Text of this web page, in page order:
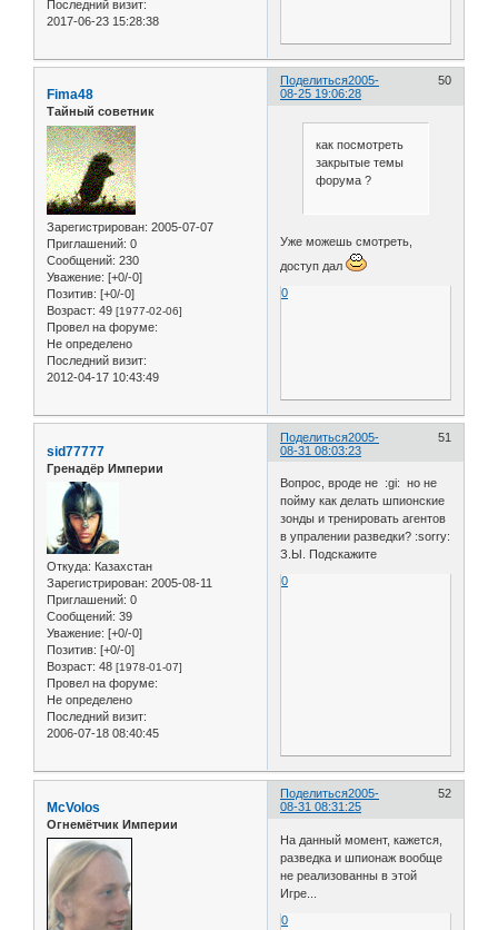
Последний визит:
2017-06-23 15:28:38
Поделиться 50
2005-
08-25 19:06:28
Fima48
Тайный советник
Зарегистрирован: 2005-07-07
Приглашений: 0
Сообщений: 230
Уважение: [+0/-0]
Позитив: [+0/-0]
Возраст: 49 [1977-02-06]
Провел на форуме:
Не определено
Последний визит:
2012-04-17 10:43:49
как посмотреть
закрытые темы
форума ?
Уже можешь смотреть,
доступ дал
0
Поделиться 51
2005-
08-31 08:03:23
sid77777
Гренадёр Империи
Откуда: Казахстан
Зарегистрирован: 2005-08-11
Приглашений: 0
Сообщений: 39
Уважение: [+0/-0]
Позитив: [+0/-0]
Возраст: 48 [1978-01-07]
Провел на форуме:
Не определено
Последний визит:
2006-07-18 08:40:45
Вопрос, вроде не :gi: но не
пойму как делать шпионские
зонды и тренировать агентов
в упралении разведки? :sorry:
З.Ы. Подскажите
0
Поделиться 52
2005-
08-31 08:31:25
McVolos
Огнемётчик Империи
На данный момент, кажется,
разведка и шпионаж вообще
не реализованны в этой
Игре...
0